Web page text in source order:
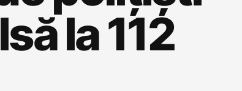
la 112